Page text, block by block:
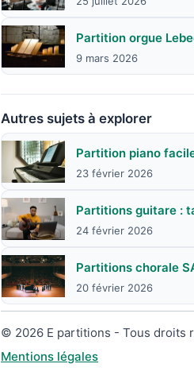
Partition orgue
9 mars 2026
Autres sujets à explorer
Partition piano
23 février 2026
Partitions guitare :
24 février 2026
Partitions chorale
20 février 2026
© 2026 E partitions - Tous droits
Mentions légales